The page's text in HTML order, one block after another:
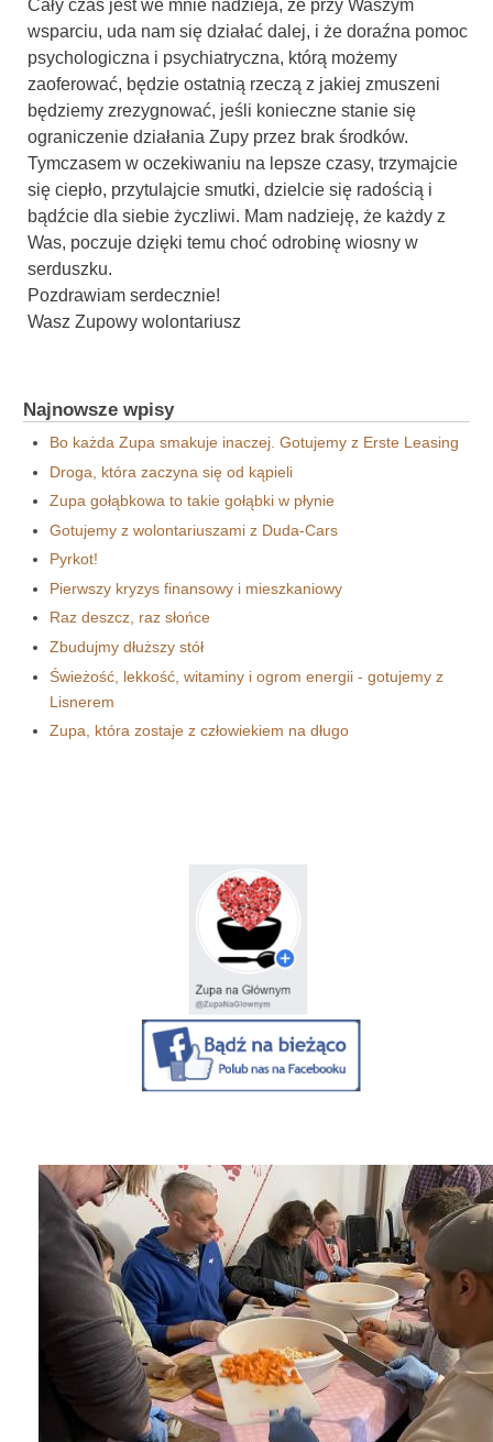
Cały czas jest we mnie nadzieja, że przy Waszym
wsparciu, uda nam się działać dalej, i że doraźna pomoc
psychologiczna i psychiatryczna, którą możemy
zaoferować, będzie ostatnią rzeczą z jakiej zmuszeni
będziemy zrezygnować, jeśli konieczne stanie się
ograniczenie działania Zupy przez brak środków.
Tymczasem w oczekiwaniu na lepsze czasy, trzymajcie
się ciepło, przytulajcie smutki, dzielcie się radością i
bądźcie dla siebie życzliwi. Mam nadzieję, że każdy z
Was, poczuje dzięki temu choć odrobinę wiosny w
serduszku.
Pozdrawiam serdecznie!
Wasz Zupowy wolontariusz
Najnowsze wpisy
Bo każda Zupa smakuje inaczej. Gotujemy z Erste Leasing
Droga, która zaczyna się od kąpieli
Zupa gołąbkowa to takie gołąbki w płynie
Gotujemy z wolontariuszami z Duda-Cars
Pyrkot!
Pierwszy kryzys finansowy i mieszkaniowy
Raz deszcz, raz słońce
Zbudujmy dłuższy stół
Świeżość, lekkość, witaminy i ogrom energii - gotujemy z
Lisnerem
Zupa, która zostaje z człowiekiem na długo